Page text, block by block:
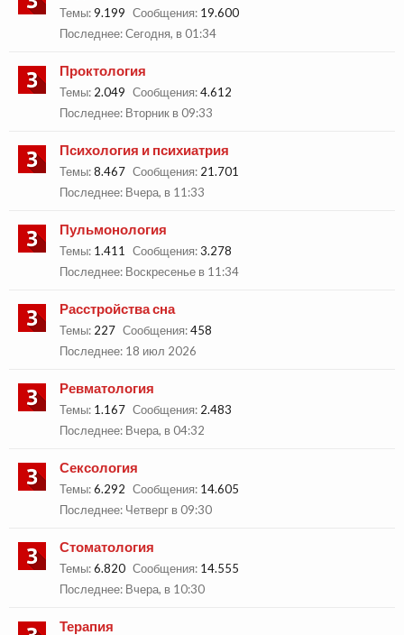
Темы:9.199 Сообщения: 19.600
Сегодня, в 01:34
Проктология
Темы: 2.049 Сообщения:4.612
Вторник в 09:33
Психология и психиатрия
Темы:8.467 Сообщения: 21.701
Вчера, в 11:33
Пульмонология
Темы: 1.411 Сообщения:3.278
Воскресенье в 11:34
Расстройства сна
Темы: 227 Сообщения:458
18 июл 2026
Ревматология
Темы: 1.167 Сообщения: 2.483
Вчера, в 04:32
Сексология
Темы:6.292 Сообщения: 14.605
Четверг в 09:30
Стоматология
Темы:6.820 Сообщения: 14.555
Вчера, в 10:30
Терапия